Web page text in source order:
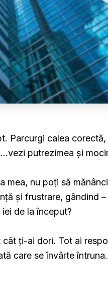
Parcurgi calea
putrezimea și
mea, nu poți să
și frustrare, gândind
de la început?
ți-ai dori. Tot ai
care se învârte